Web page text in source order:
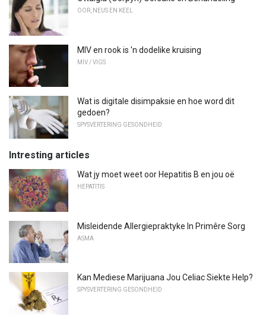
OOR, NEUS EN KEEL
MIV en rook is 'n dodelike kruising
MIV / VIGS
Wat is digitale disimpaksie en hoe word dit
gedoen?
SPYSVERTERING GESONDHEID
Intresting articles
Wat jy moet weet oor Hepatitis B en jou oë
HEPATITIS
Misleidende Allergiepraktyke In Primêre Sorg
ASMA
Kan Mediese Marijuana Jou Celiac Siekte Help?
SPYSVERTERING GESONDHEID